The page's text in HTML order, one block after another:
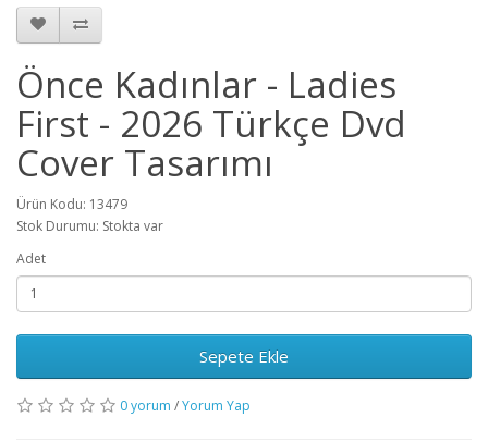
Önce Kadınlar - Ladies
First - 2026 Türkçe Dvd
Cover Tasarımı
Ürün Kodu: 13479
Stok Durumu: Stokta var
Adet
Sepete Ekle
0 yorum /Yorum Yap